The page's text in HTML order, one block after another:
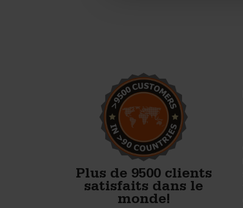
Plus de 9500 clients
satisfaits dans le
monde!
Nous commençons la
production de blocs en béton.
Avec les moules de
Betonblock, nous avons tout
ce qu’il faut pour bien